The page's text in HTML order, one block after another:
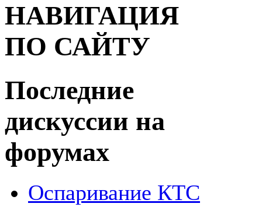
НАВИГАЦИЯ
ПО САЙТУ
Последние
дискуссии на
форумах
Оспаривание КТС